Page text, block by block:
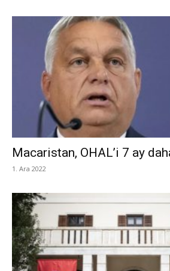
Macaristan, OHAL’i 7 ay
1. Ara 2022